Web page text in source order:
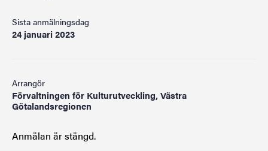
Sista anmälningsdag
24 januari 2023
Arrangör
Förvaltningen för Kulturutveckling, Västra
Götalandsregionen
Anmälan är stängd.